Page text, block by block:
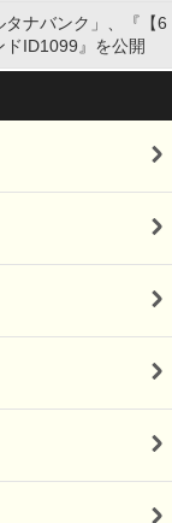
ナバンク」、『【6
ID1099』を公開